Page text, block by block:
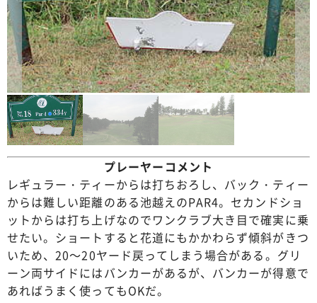
プレーヤーコメント
レギュラー・ティーからは打ちおろし、バック・ティー
からは難しい距離のある池越えのPAR4。セカンドショ
ットからは打ち上げなのでワンクラブ大き目で確実に乗
せたい。ショートすると花道にもかかわらず傾斜がきつ
いため、20～20ヤード戻ってしまう場合がある。グリ
ーン両サイドにはバンカーがあるが、バンカーが得意で
あればうまく使ってもOKだ。